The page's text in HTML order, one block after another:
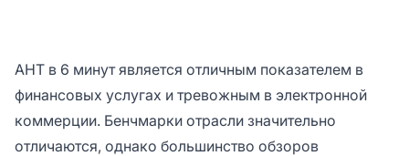
AHT в 6 минут является отличным показателем в
финансовых услугах и тревожным в электронной
коммерции. Бенчмарки отрасли значительно
отличаются, однако большинство обзоров